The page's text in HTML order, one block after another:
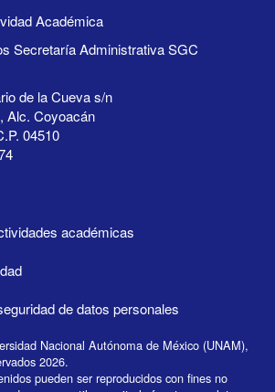
Académica
Secretaría Administrativa SGC
de la Cueva s/n
Alc. Coyoacán
04510
académicas
de datos personales
Nacional Autónoma de México (UNAM),
2026.
pueden ser reproducidos con fines no